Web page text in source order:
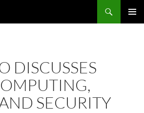
DISCUSSES
SECURITY